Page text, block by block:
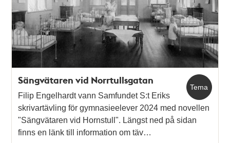
Tema
Sängvätaren vid Norrtullsgatan
Filip Engelhardt vann Samfundet S:t Eriks
skrivartävling för gymnasieelever 2024 med novellen
"Sängvätaren vid Hornstull". Längst ned på sidan
finns en länk till information om täv…